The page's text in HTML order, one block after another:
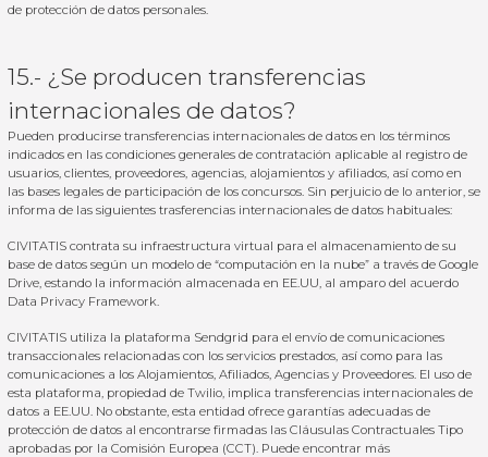
de protección de datos personales.
15.- ¿Se producen transferencias
internacionales de datos?
Pueden producirse transferencias internacionales de datos en los términos
indicados en las condiciones generales de contratación aplicable al registro de
usuarios, clientes, proveedores, agencias, alojamientos y afiliados, así como en
las bases legales de participación de los concursos. Sin perjuicio de lo anterior, se
informa de las siguientes trasferencias internacionales de datos habituales:
CIVITATIS contrata su infraestructura virtual para el almacenamiento de su
base de datos según un modelo de “computación en la nube” a través de Google
Drive, estando la información almacenada en EE.UU, al amparo del acuerdo
Data Privacy Framework.
CIVITATIS utiliza la plataforma Sendgrid para el envío de comunicaciones
transaccionales relacionadas con los servicios prestados, así como para las
comunicaciones a los Alojamientos, Afiliados, Agencias y Proveedores. El uso de
esta plataforma, propiedad de Twilio, implica transferencias internacionales de
datos a EE.UU. No obstante, esta entidad ofrece garantías adecuadas de
protección de datos al encontrarse firmadas las Cláusulas Contractuales Tipo
aprobadas por la Comisión Europea (CCT). Puede encontrar más